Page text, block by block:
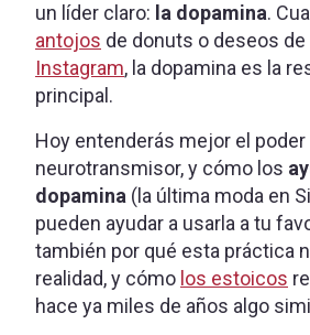
un líder claro: la dopamina.
antojos de donuts o deseos
Instagram, la dopamina es la
principal.
Hoy entenderás mejor el
neurotransmisor, y cómo los
dopamina (la última moda en
pueden ayudar a usarla a tu
también por qué esta práctica
realidad, y cómo los estoicos
hace ya miles de años algo